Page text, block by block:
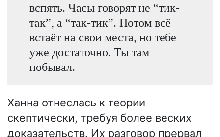
вспять. Часы говорят не “тик-
так”, а “так-тик”. Потом всё
встаёт на свои места, но тебе
уже достаточно. Ты там
побывал.
Ханна отнеслась к теории
скептически, требуя более веских
доказательств. Их разговор прервал